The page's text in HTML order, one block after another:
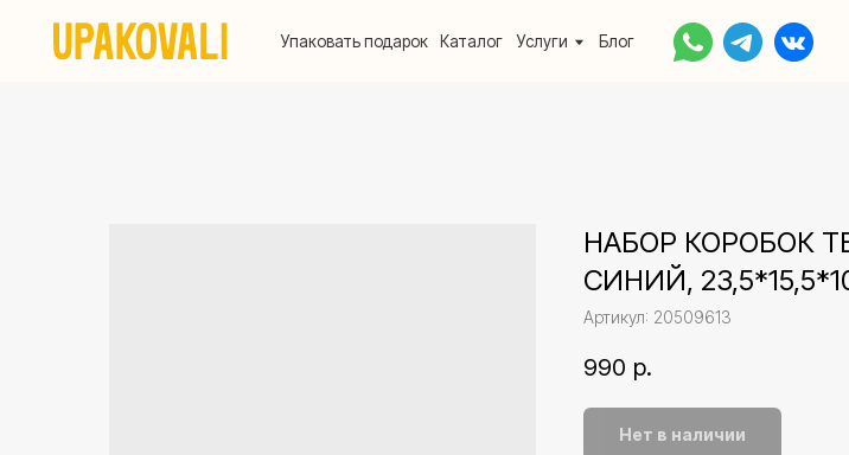
+7 (495)
Упаковать подарок Каталог Услуги Блог
НАБОР КОРОБОК
СИНИЙ,
Артикул: 20509613
990 р.
Нет в наличии